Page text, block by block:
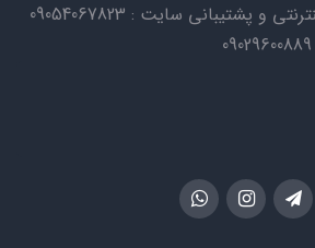
و پشتیبانی سایت : 09054067823